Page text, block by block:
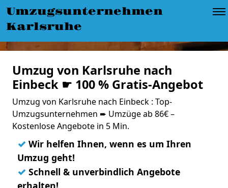
Umzugsunternehmen
Karlsruhe
Umzug von Karlsruhe nach
Einbeck ☛ 100 % Gratis-Angebot
Umzug von Karlsruhe nach Einbeck : Top-
Umzugsunternehmen ➨ Umzüge ab 86€ –
Kostenlose Angebote in 5 Min.
✓ Wir helfen Ihnen, wenn es um Ihren
Umzug geht!
✓ Schnell & unverbindlich Angebote
erhalten!